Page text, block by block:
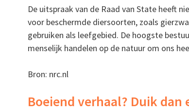
De uitspraak van de Raad van State heeft
voor beschermde diersoorten, zoals
gebruiken als leefgebied. De hoogste
menselijk handelen op de natuur om ons
Bron: nrc.nl
Boeiend verhaal? Duik